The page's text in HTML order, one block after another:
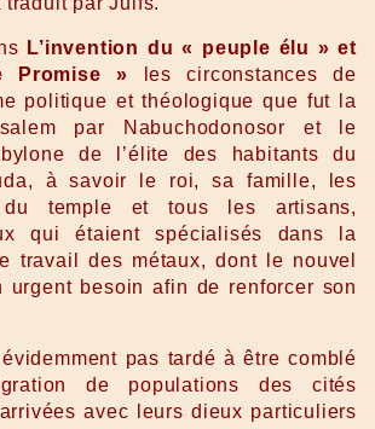
L’invention du « peuple élu » et
Promise » les circonstances de
politique et théologique que fut la
par Nabuchodonosor et le
de l’élite des habitants du
à savoir le roi, sa famille, les
du temple et tous les artisans,
qui étaient spécialisés dans la
travail des métaux, dont le nouvel
urgent besoin afin de renforcer son
pas tardé à être comblé
de populations des cités
avec leurs dieux particuliers